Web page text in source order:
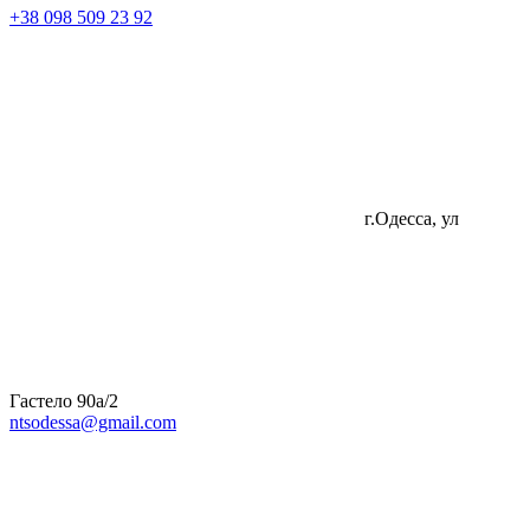
+38 098 509 23 92
г.Одесса, ул
Гастело 90а/2
ntsodessa@gmail.com